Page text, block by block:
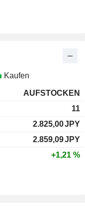
Kaufen
AUFSTOCKEN
11
2.825,00JPY
2.859,09JPY
+1,21 %